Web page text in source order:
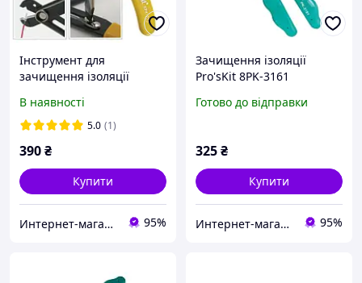
Інструмент для
зачищення ізоляції
В наявності
5.0 (1)
390₴
Купити
Интернет-магазин "RADIOMART" 95%
Зачищення ізоляції
Pro'sKit 8PK-3161
Готово до відправки
325₴
Купити
Интернет-магазин "RADIOMART" 95%